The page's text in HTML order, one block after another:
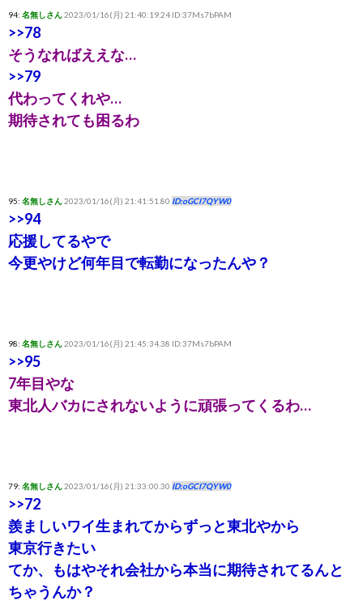
94: 名無しさん2023/01/16(月) 21:40:19.24 ID:37Ms7bPAM
>>78
そうなればええな…
>>79
代わってくれや…
期待されても困るわ
95: 名無しさん2023/01/16(月) 21:41:51.80 ID:oGCI7QYW0
>>94
応援してるやで
今更やけど何年目で転勤になったんや？
98: 名無しさん2023/01/16(月) 21:45:34.38 ID:37Ms7bPAM
>>95
7年目やな
東北人バカにされないように頑張ってくるわ…
79: 名無しさん2023/01/16(月) 21:33:00.30 ID:oGCI7QYW0
>>72
羨ましいワイ生まれてからずっと東北やから
東京行きたい
てか、もはやそれ会社から本当に期待されてるんと
ちゃうんか？